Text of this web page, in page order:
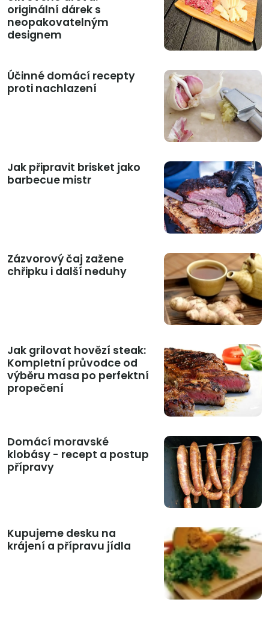
originální dárek s
neopakovatelným
designem
Účinné domácí recepty
proti nachlazení
Jak připravit brisket jako
barbecue mistr
Zázvorový čaj zažene
chřipku i další neduhy
Jak grilovat hovězí steak:
Kompletní průvodce od
výběru masa po perfektní
propečení
Domácí moravské
klobásy - recept a postup
přípravy
Kupujeme desku na
krájení a přípravu jídla